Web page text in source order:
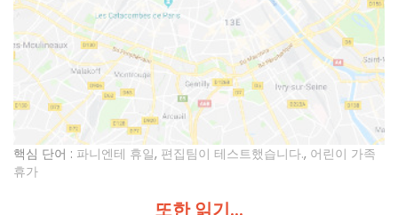
핵심 단어 : 파니엔테 휴일, 편집팀이 테스트했습니다., 어린이 가족
휴가